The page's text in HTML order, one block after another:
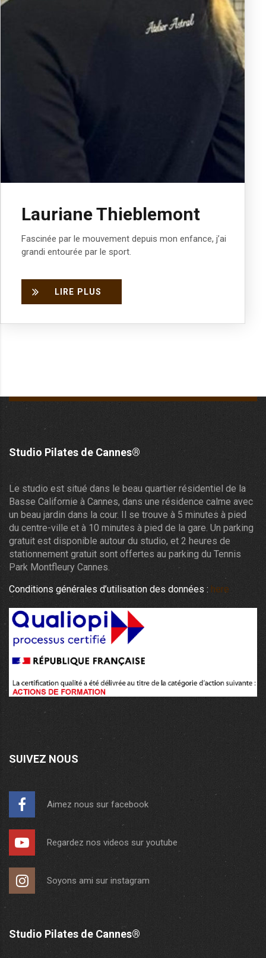
Lauriane Thieblemont
Fascinée par le mouvement depuis mon enfance, j’ai
grandi entourée par le sport.
LIRE PLUS
Studio Pilates de Cannes®
Le studio est situé dans le beau quartier résidentiel de la
Basse Californie à Cannes, dans une résidence calme avec
un beau jardin dans la cour. Il se trouve à 5 minutes à pied
du centre-ville et à 10 minutes à pied de la gare. Un parking
gratuit est disponible autour du studio, et 2 heures de
stationnement gratuit sont offertes au parking du Tennis
Park Montfleury Cannes.
Conditions générales d’utilisation des données : here
SUIVEZ NOUS
Aimez nous sur facebook
Regardez nos videos sur youtube
Soyons ami sur instagram
Studio Pilates de Cannes®